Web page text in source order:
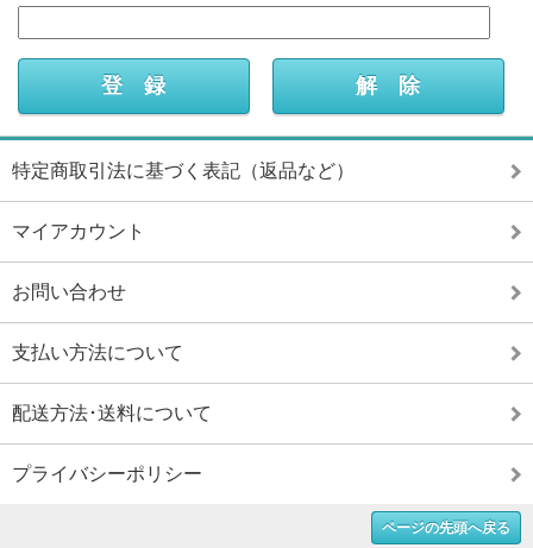
特定商取引法に基づく表記（返品など）
マイアカウント
お問い合わせ
支払い方法について
配送方法･送料について
プライバシーポリシー
ページの先頭へ戻る